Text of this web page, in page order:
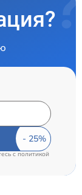
cполитикой